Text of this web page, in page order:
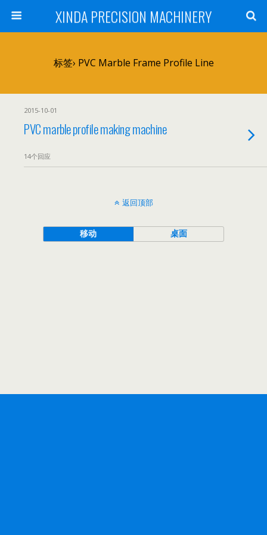
XINDA PRECISION MACHINERY
标签› PVC Marble Frame Profile Line
2015-10-01
PVC marble profile making machine
14个回应
返回顶部
移动 桌面